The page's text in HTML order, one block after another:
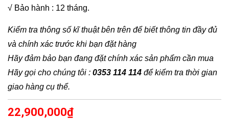
√ Bảo hành : 12 tháng.
Kiểm tra thông số kĩ thuật bên trên để biết thông tin đầy đủ
và chính xác trước khi bạn đặt hàng
Hãy đảm bảo bạn đang đặt chính xác sản phẩm cần mua
Hãy gọi cho chúng tôi : 0353 114 114 để kiểm tra thời gian
giao hàng cụ thể.
22,900,000₫